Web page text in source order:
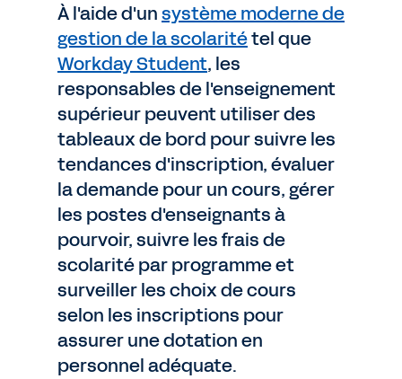
À l'aide d'unsystème moderne de
gestion de la scolaritétel que
Workday Student, les
responsables de l'enseignement
supérieur peuvent utiliser des
tableaux de bord pour suivre les
tendances d'inscription, évaluer
la demande pour un cours, gérer
les postes d'enseignants à
pourvoir, suivre les frais de
scolarité par programme et
surveiller les choix de cours
selon les inscriptions pour
assurer une dotation en
personnel adéquate.